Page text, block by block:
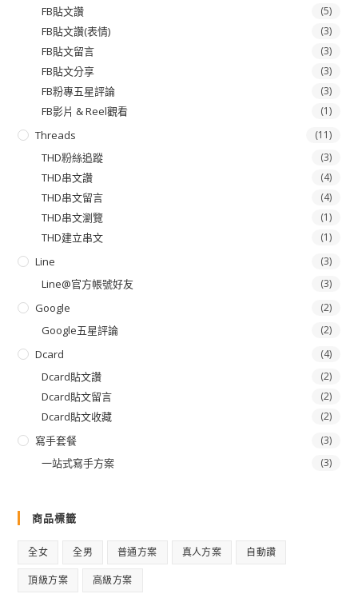
FB貼文讚 (5)
FB貼文讚(表情) (3)
FB貼文留言 (3)
FB貼文分享 (3)
FB粉專五星評論 (3)
FB影片 & Reel觀看 (1)
Threads (11)
THD粉絲追蹤 (3)
THD串文讚 (4)
THD串文留言 (4)
THD串文瀏覽 (1)
THD建立串文 (1)
Line (3)
Line@官方帳號好友 (3)
Google (2)
Google五星評論 (2)
Dcard (4)
Dcard貼文讚 (2)
Dcard貼文留言 (2)
Dcard貼文收藏 (2)
寫手套餐 (3)
一站式寫手方案 (3)
商品標籤
全女 全男 普通方案 真人方案 自動讚
頂級方案 高級方案